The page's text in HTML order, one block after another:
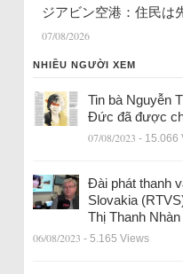
ジアビン空港：住民は
07/08/2026
NHIỀU NGƯỜI XEM
Tin bà Nguyễn
Đức đã được
07/08/2023 - 15.066
Đài phát thanh
Slovakia
Thị Thanh
06/08/2023 - 5.165 Views